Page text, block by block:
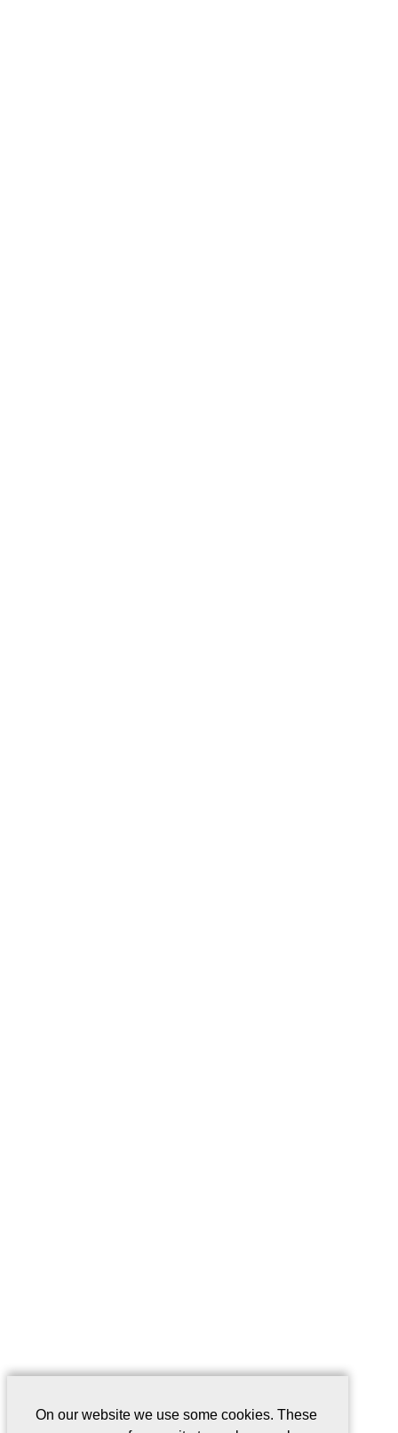
On our website we use some cookies. These